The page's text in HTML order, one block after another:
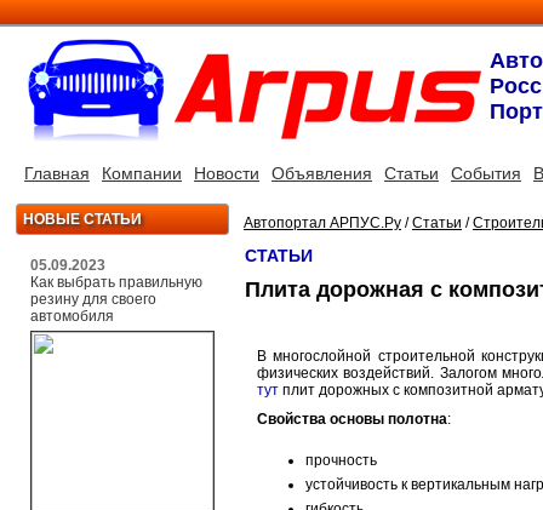
Главная Компании Новости Объявления Статьи События
НОВЫЕ СТАТЬИ
05.09.2023
Как выбрать правильную
резину для своего
автомобиля
Автопортал АРПУС.Ру /Статьи /
СТАТЬИ
Плита дорожная с
В многослойной строительной
физических воздействий. Залогом
тут плит дорожных с композитной
Свойства основы полотна:
прочность
устойчивость к вертикальным